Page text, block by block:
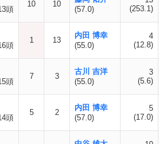
頭
10 10
(57.0)
(253.1)
頭
1 13
内田 博幸
(55.0)
4
(12.8)
頭
7 3
古川 吉洋
(55.0)
3
(5.6)
頭
5 2
内田 博幸
(57.0)
5
(17.0)